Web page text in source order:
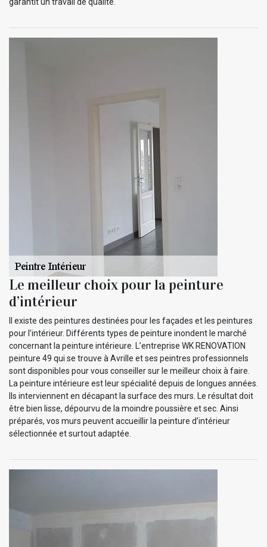
Le meilleur choix pour la peinture
d’intérieur
Il existe des peintures destinées pour les façades et les peintures
pour l’intérieur. Différents types de peinture inondent le marché
concernant la peinture intérieure. L’entreprise WK RENOVATION
peinture 49 qui se trouve à Avrille et ses peintres professionnels
sont disponibles pour vous conseiller sur le meilleur choix à faire.
La peinture intérieure est leur spécialité depuis de longues années.
Ils interviennent en décapant la surface des murs. Le résultat doit
être bien lisse, dépourvu de la moindre poussière et sec. Ainsi
préparés, vos murs peuvent accueillir la peinture d’intérieur
sélectionnée et surtout adaptée.